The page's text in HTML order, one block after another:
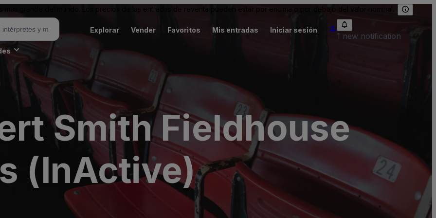
grande del mundo. Los precios de las entradas de reventa pueden estar por encima o por debajo del valor nominal.
Explorar Vender Favoritos Mis entradas Iniciar sesión
1 new notification
Smith Fieldhouse
(InActive)